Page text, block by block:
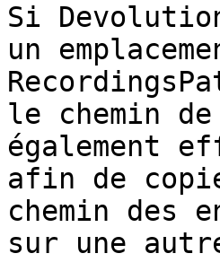
Si
un
le chemin
également
afin de
chemin des
sur une